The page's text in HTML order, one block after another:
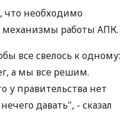
что необходимо
механизмы работы АПК.
все свелось к одному:
а мы все решим.
у правительства нет
давать", - сказал